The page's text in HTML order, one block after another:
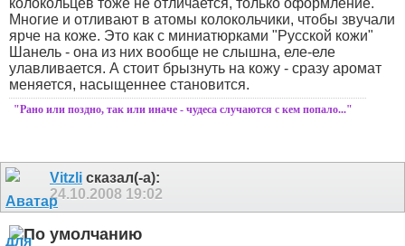
колокольцев тоже не отличается, только оформление.
Многие и отливают в атомы колокольчики, чтобы звучали
ярче на коже. Это как с миниатюрками "Русской кожи"
Шанель - она из них вообще не слышна, еле-еле
улавливается. А стоит брызнуть на кожу - сразу аромат
меняется, насыщеннее становится.
"Рано или поздно, так или иначе - чудеса случаются с кем попало..."
Vitzli сказал(-а):
24.10.2008 19:02